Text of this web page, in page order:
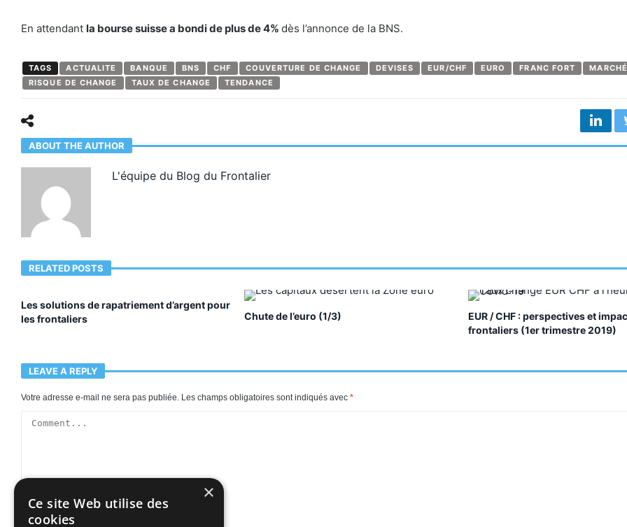
En attendant la bourse suisse a bondi de plus de 4% dès l’annonce de la BNS.
TAGS ACTUALITE BANQUE BNS CHF COUVERTURE DE CHANGE DEVISES EUR/CHF EURO FRANC FORT
MARCHÉ
RISQUE DE CHANGE
TAUX DE CHANGE TENDANCE
ABOUT THE AUTHOR
L'équipe du Blog du Frontalier
RELATED POSTS
Les solutions de rapatriement d’argent pour
les frontaliers
Chute de l’euro (1/3)
EUR / CHF : perspectives et
frontaliers (1er trimestre 2019)
LEAVE A REPLY
Votre adresse e-mail ne sera pas publiée. Les champs obligatoires sont indiqués avec *
×
Ce site Web utilise des
cookies